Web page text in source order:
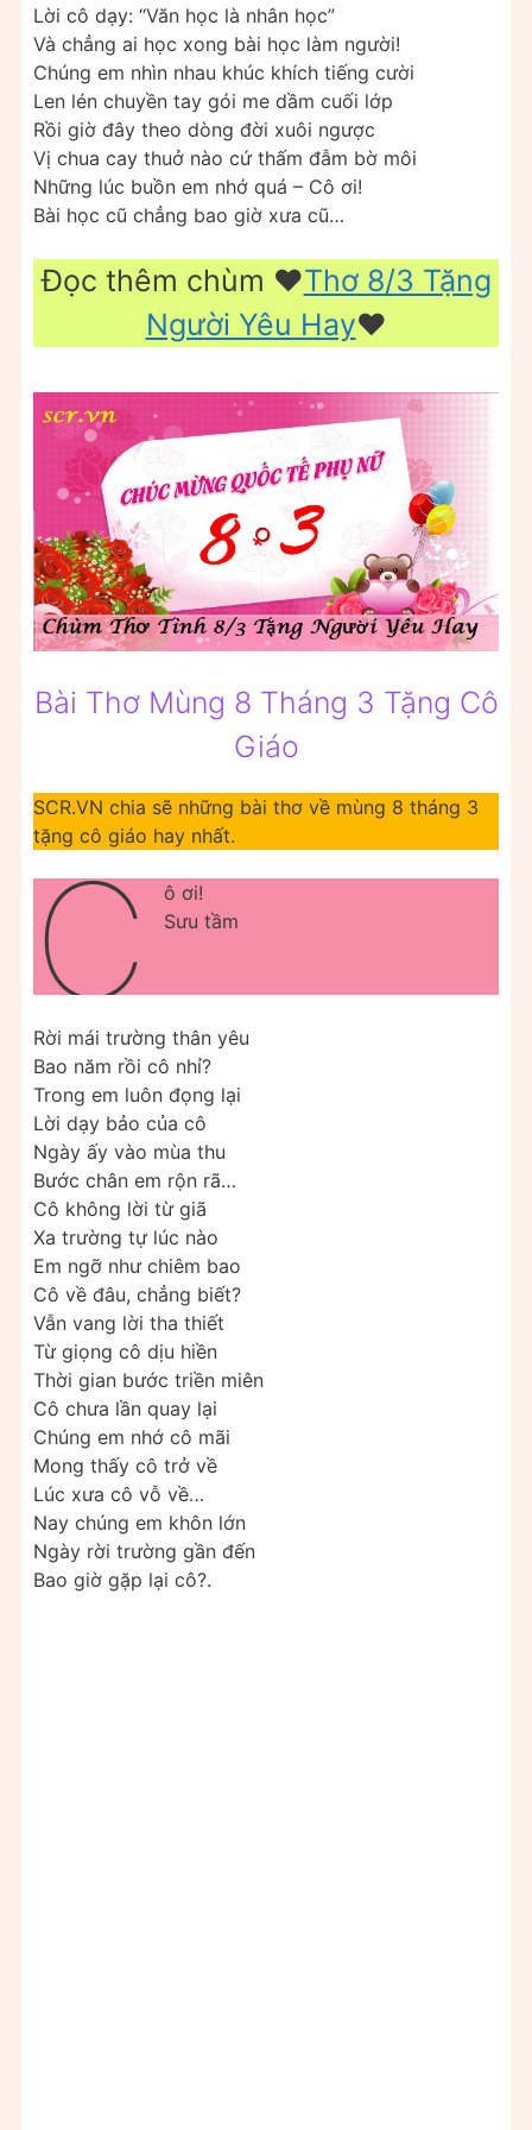
Lời cô dạy: “Văn học là nhân học”
Và chẳng ai học xong bài học làm người!
Chúng em nhìn nhau khúc khích tiếng cười
Len lén chuyền tay gói me dầm cuối lớp
Rồi giờ đây theo dòng đời xuôi ngược
Vị chua cay thuở nào cứ thấm đẫm bờ môi
Những lúc buồn em nhớ quá – Cô ơi!
Bài học cũ chẳng bao giờ xưa cũ…
Đọc thêm chùm ❤️️Thơ 8/3 Tặng
Người Yêu Hay❤️️
Bài Thơ Mùng 8 Tháng 3 Tặng Cô
Giáo
SCR.VN chia sẽ những bài thơ về mùng 8 tháng 3
tặng cô giáo hay nhất.
C
ô ơi!
Sưu tầm
Rời mái trường thân yêu
Bao năm rồi cô nhỉ?
Trong em luôn đọng lại
Lời dạy bảo của cô
Ngày ấy vào mùa thu
Bước chân em rộn rã…
Cô không lời từ giã
Xa trường tự lúc nào
Em ngỡ như chiêm bao
Cô về đâu, chẳng biết?
Vẫn vang lời tha thiết
Từ giọng cô dịu hiền
Thời gian bước triền miên
Cô chưa lần quay lại
Chúng em nhớ cô mãi
Mong thấy cô trở về
Lúc xưa cô vỗ về…
Nay chúng em khôn lớn
Ngày rời trường gần đến
Bao giờ gặp lại cô?.